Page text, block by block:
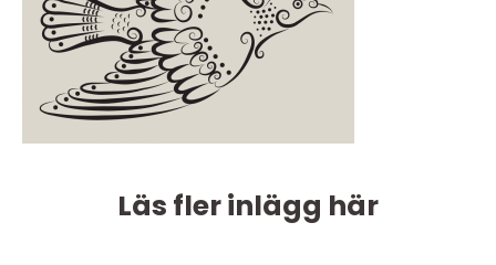
Läs fler inlägg här